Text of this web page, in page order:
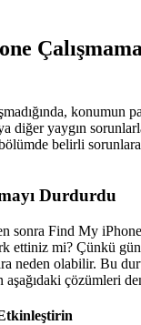
konumun
diğer yaygın
belirli
Durdurdu
sonra Find My
ettiniz mi? Çünkü
neden olabilir. Bu
aşağıdaki çözümleri